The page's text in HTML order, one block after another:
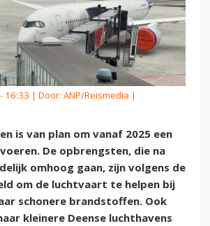
16:33 | Door: ANP/Reismedia |
is van plan om vanaf 2025 een
De opbrengsten, die na
omhoog gaan, zijn volgens de
om de luchtvaart te helpen bij
schonere brandstoffen. Ook
kleinere Deense luchthavens